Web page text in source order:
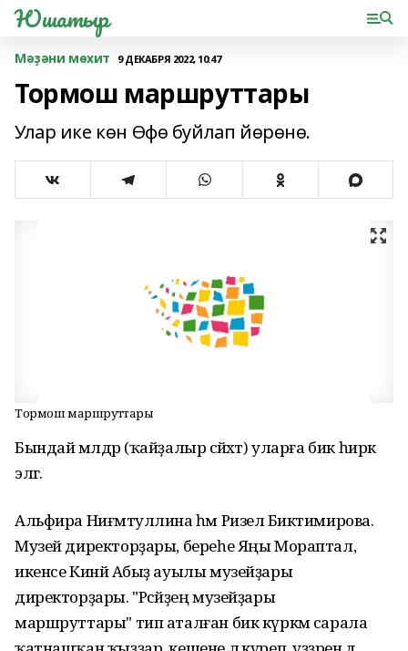
Юшатыр
Мәҙәни мөхит 9 ДЕКАБРЯ 2022, 10:47
Тормош маршруттары
Улар ике көн Өфө буйлап йөрөнө.
Тормош маршруттары
Бындай мәлдәр (ҡайҙалыр сәйәхәт) уларға бик һирәк
эләгә.
Альфира Ниғмәтуллина һәм Ризелә Биктимирова.
Музей директорҙары, береһе Яңы Мораптал,
икенсе Кинйә Абыҙ ауылы музейҙары
директорҙары. "Рәсәйҙең музейҙары
маршруттары" тип аталған бик күркәм сарала